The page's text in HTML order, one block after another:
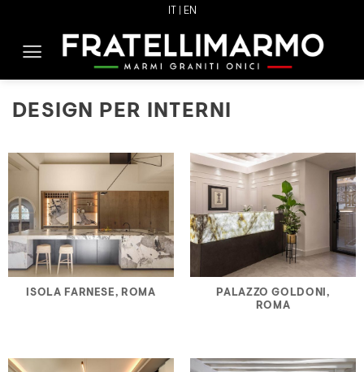
content
IT | EN
DESIGN PER INTERNI
ISOLA FARNESE, ROMA
PALAZZO GOLDONI,
ROMA